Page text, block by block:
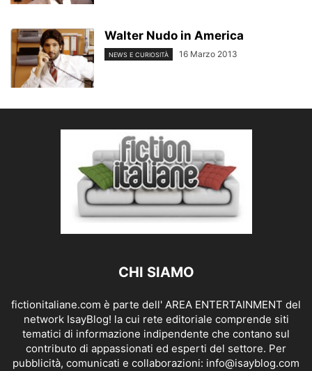
Walter Nudo in America
NEWS E CURIOSITÀ 16 Marzo 2013
CHI SIAMO
fictionitaliane.com è parte dell' AREA ENTERTAINMENT del
network IsayBlog! la cui rete editoriale comprende siti
tematici di informazione indipendente che contano sul
contributo di appassionati ed esperti del settore. Per
pubblicità, comunicati e collaborazioni: info@isayblog.com